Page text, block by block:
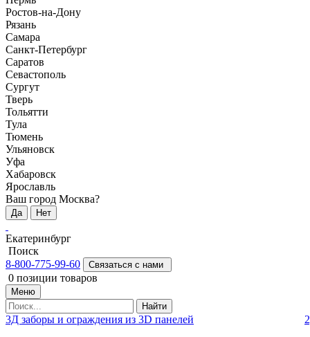
Ростов-на-Дону
Рязань
Самара
Санкт-Петербург
Саратов
Севастополь
Сургут
Тверь
Тольятти
Тула
Тюмень
Ульяновск
Уфа
Хабаровск
Ярославль
Ваш город Москва?
Да Нет
Екатеринбург
Поиск
8-800-775-99-60
Связаться с нами
0 позиции товаров
Меню
Найти
3Д заборы и ограждения из 3D панелей